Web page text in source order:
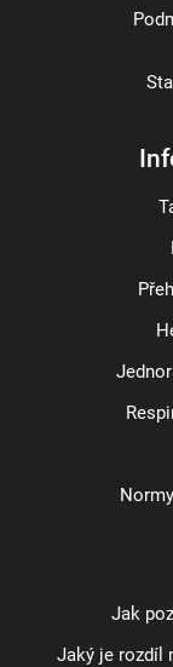
Jak
Jaký je rozdíl